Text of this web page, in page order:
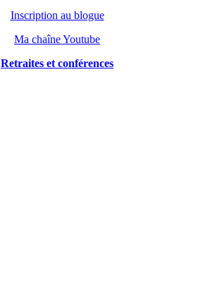
Inscription au blogue
Ma chaîne Youtube
Retraites et conférences